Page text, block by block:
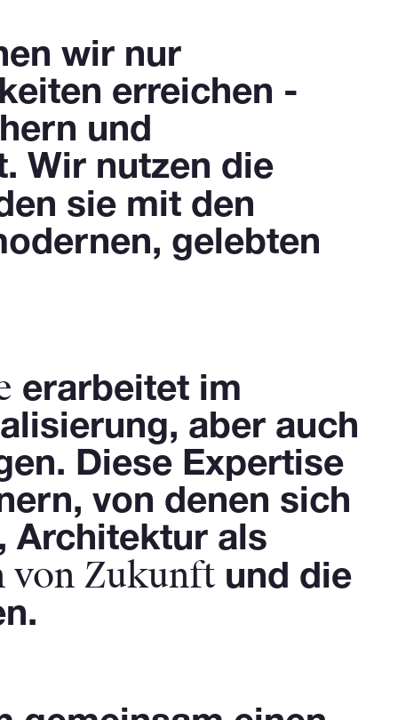
wir nur
erreichen -
und
Wir nutzen die
sie mit den
gelebten
erarbeitet im
aber auch
Diese Expertise
von denen sich
Architektur als
von Zukunft und die